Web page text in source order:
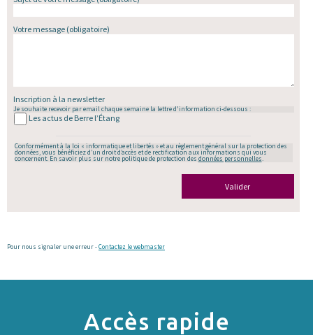
Votre message(obligatoire)
Inscription à la newsletter
Je souhaite recevoir par email chaque semaine la lettre d'information ci-dessous :
Les actus de Berre l’Étang
Conformément à la loi « informatique et libertés » et au règlement général sur la protection des
données, vous bénéficiez d’un droit d’accès et de rectification aux informations qui vous
concernent. En savoir plus sur notre politique de protection des données personnelles.
Valider
Pour nous signaler une erreur -Contactez le webmaster
Accès rapide